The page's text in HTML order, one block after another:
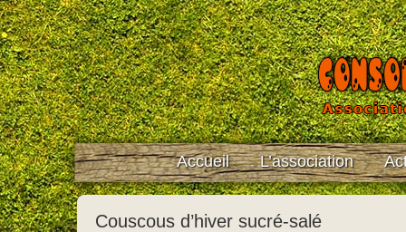
Accueil L’association
Couscous d’hiver sucré-salé